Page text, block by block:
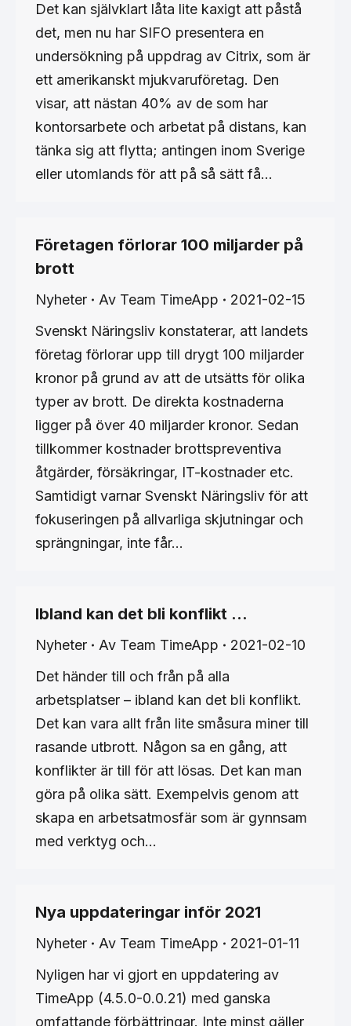
Det kan självklart låta lite kaxigt att påstå
det, men nu har SIFO presentera en
undersökning på uppdrag av Citrix, som är
ett amerikanskt mjukvaruföretag. Den
visar, att nästan 40% av de som har
kontorsarbete och arbetat på distans, kan
tänka sig att flytta; antingen inom Sverige
eller utomlands för att på så sätt få…
Företagen förlorar 100 miljarder på
brott
Nyheter Av Team TimeApp
2021-02-15
Svenskt Näringsliv konstaterar, att landets
företag förlorar upp till drygt 100 miljarder
kronor på grund av att de utsätts för olika
typer av brott. De direkta kostnaderna
ligger på över 40 miljarder kronor. Sedan
tillkommer kostnader brottspreventiva
åtgärder, försäkringar, IT-kostnader etc.
Samtidigt varnar Svenskt Näringsliv för att
fokuseringen på allvarliga skjutningar och
sprängningar, inte får…
Ibland kan det bli konflikt …
Nyheter Av Team TimeApp
2021-02-10
Det händer till och från på alla
arbetsplatser – ibland kan det bli konflikt.
Det kan vara allt från lite småsura miner till
rasande utbrott. Någon sa en gång, att
konflikter är till för att lösas. Det kan man
göra på olika sätt. Exempelvis genom att
skapa en arbetsatmosfär som är gynnsam
med verktyg och…
Nya uppdateringar inför 2021
Nyheter Av Team TimeApp
2021-01-11
Nyligen har vi gjort en uppdatering av
TimeApp (4.5.0-0.0.21) med ganska
omfattande förbättringar. Inte minst gäller